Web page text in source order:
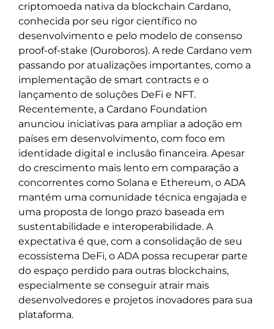
criptomoeda nativa da blockchain Cardano,
conhecida por seu rigor científico no
desenvolvimento e pelo modelo de consenso
proof-of-stake (Ouroboros). A rede Cardano vem
passando por atualizações importantes, como a
implementação de smart contracts e o
lançamento de soluções DeFi e NFT.
Recentemente, a Cardano Foundation
anunciou iniciativas para ampliar a adoção em
países em desenvolvimento, com foco em
identidade digital e inclusão financeira. Apesar
do crescimento mais lento em comparação a
concorrentes como Solana e Ethereum, o ADA
mantém uma comunidade técnica engajada e
uma proposta de longo prazo baseada em
sustentabilidade e interoperabilidade. A
expectativa é que, com a consolidação de seu
ecossistema DeFi, o ADA possa recuperar parte
do espaço perdido para outras blockchains,
especialmente se conseguir atrair mais
desenvolvedores e projetos inovadores para sua
plataforma.